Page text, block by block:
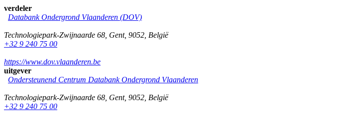
verdeler
Databank Ondergrond Vlaanderen (DOV)
Technologiepark-Zwijnaarde 68 Gent, 9052 België
+32 9 240 75 00
https://www.dov.vlaanderen.be
uitgever
Ondersteunend Centrum Databank Ondergrond Vlaanderen
Technologiepark-Zwijnaarde 68 Gent, 9052 België
+32 9 240 75 00